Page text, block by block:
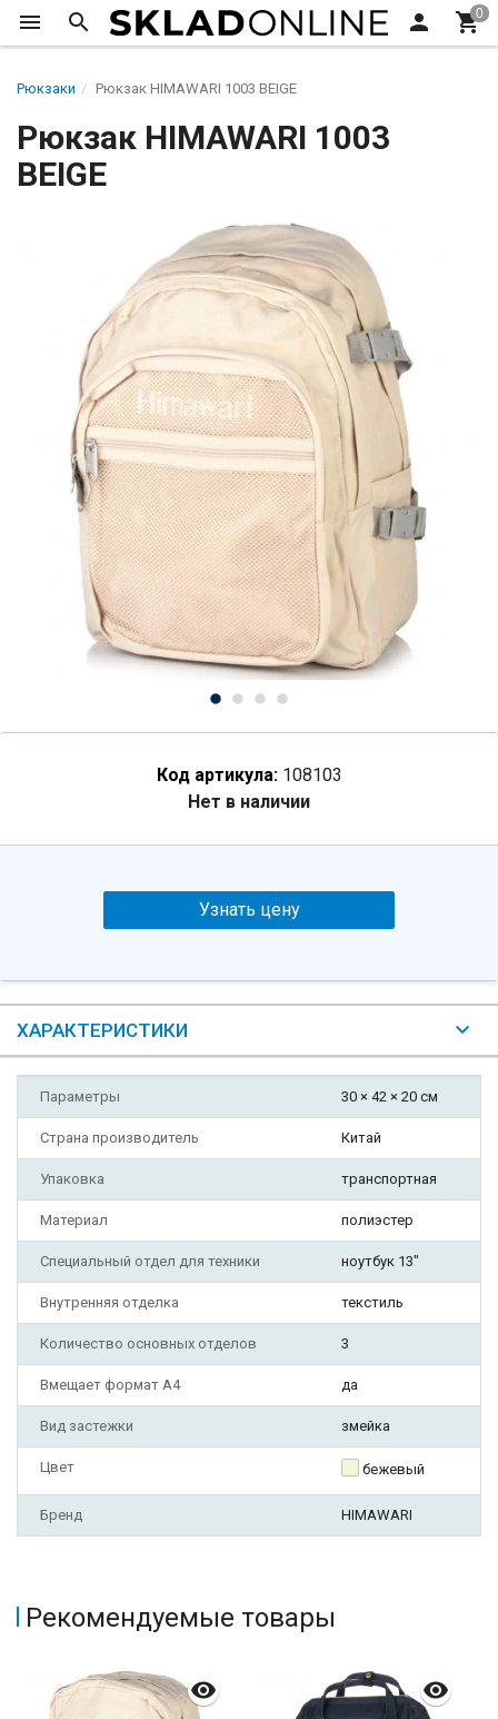
Рюкзаки Рюкзак HIMAWARI 1003 BEIGE
Рюкзак HIMAWARI 1003
BEIGE
Код артикула: 108103
Нет в наличии
Узнать цену
ХАРАКТЕРИСТИКИ
Параметры 30 × 42 × 20 см
Страна производитель Китай
Упаковка транспортная
Материал полиэстер
Специальный отдел для техники ноутбук 13"
Внутренняя отделка текстиль
Количество основных отделов 3
Вмещает формат А4 да
Вид застежки змейка
Цвет бежевый
Бренд HIMAWARI
Рекомендуемые товары